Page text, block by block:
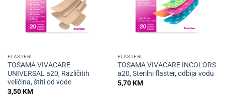
FLASTERI
TOSAMA VIVACARE
UNIVERSAL a20, Različitih
veličina, štiti od vode
3,50KM
FLASTERI
TOSAMA VIVACARE INCOLORS
a20, Sterilni flaster, odbija vodu
5,70KM